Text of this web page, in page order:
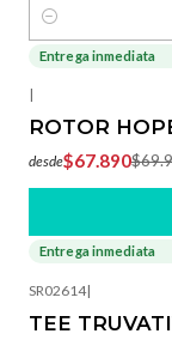
Cantidad
-3%OFF
Entrega inmediata
|
ROTOR
desde$67.890
Entrega inmediata
SR02614|
TEE